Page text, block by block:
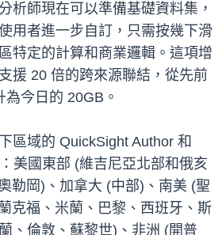
析師現在可以準備基礎資料集，
用者進一步自訂，只需按幾下滑
特定的計算和商業邏輯。這項增
援 20 倍的跨來源聯結，從先前
今日的 20GB。
區域的 QuickSight Author 和
美國東部 (維吉尼亞北部和俄亥
勒岡)、加拿大 (中部)、南美 (聖
克福、米蘭、巴黎、西班牙、斯
、倫敦、蘇黎世)、非洲 (開普